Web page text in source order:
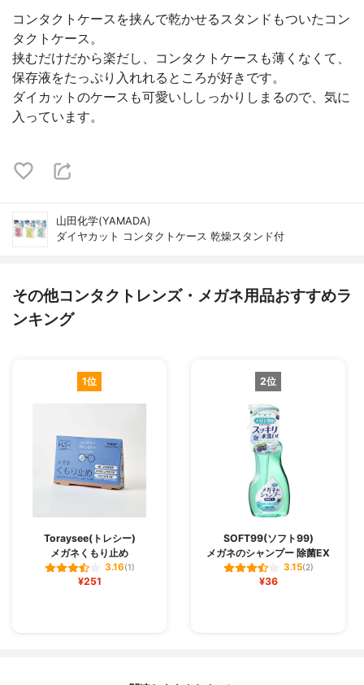
コンタクトケースを挟んで乾かせるスタンドもついたコン
タクトケース。
挟むだけだから楽だし、コンタクトケースも薄くなくて、
保存液をたっぷり入れれるところが好きです。
ダイカットのケースも可愛いししっかりしまるので、気に
入っています。
山田化学(YAMADA)
ダイヤカット コンタクトケース 乾燥スタンド付
その他コンタクトレンズ・メガネ用品おすすめラ
ンキング
1位
Toraysee(トレシー)
メガネくもり止め
3.16(1)
¥251
2位
SOFT99(ソフト99)
メガネのシャンプー 除菌EX
3.15(2)
¥36